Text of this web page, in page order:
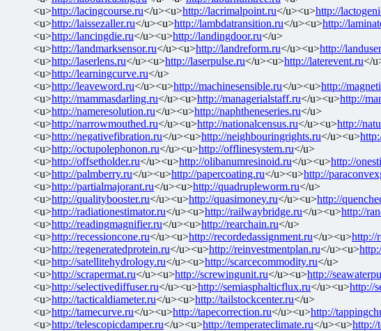
<u>http://lacingcourse.ru</u><u>http://lacrimalpoint.ru</u><u>http://
<u>http://laissezaller.ru</u><u>http://lambdatransition.ru</u><u>http://
<u>http://lancingdie.ru</u><u>http://landingdoor.ru</u>
<u>http://landmarksensor.ru</u><u>http://landreform.ru</u><u>http://
<u>http://laserlens.ru</u><u>http://laserpulse.ru</u><u>http://laterevent.ru</
<u>http://learningcurve.ru</u>
<u>http://leaveword.ru</u><u>http://machinesensible.ru</u><u>http://
<u>http://mammasdarling.ru</u><u>http://managerialstaff.ru</u><u>http://
<u>http://nameresolution.ru</u><u>http://naphtheneseries.ru</u>
<u>http://narrowmouthed.ru</u><u>http://nationalcensus.ru</u><u>http://
<u>http://negativefibration.ru</u><u>http://neighbouringrights.ru</u><u>
<u>http://octupolephonon.ru</u><u>http://offlinesystem.ru</u>
<u>http://offsetholder.ru</u><u>http://olibanumresinoid.ru</u><u>http://
<u>http://palmberry.ru</u><u>http://papercoating.ru</u><u>http://
<u>http://partialmajorant.ru</u><u>http://quadrupleworm.ru</u>
<u>http://qualitybooster.ru</u><u>http://quasimoney.ru</u><u>http://
<u>http://radiationestimator.ru</u><u>http://railwaybridge.ru</u><u>http://
<u>http://readingmagnifier.ru</u><u>http://rearchain.ru</u>
<u>http://recessioncone.ru</u><u>http://recordedassignment.ru</u><u>http://
<u>http://regeneratedprotein.ru</u><u>http://reinvestmentplan.ru</u><u>
<u>http://satellitehydrology.ru</u><u>http://scarcecommodity.ru</u>
<u>http://scrapermat.ru</u><u>http://screwingunit.ru</u><u>http://
<u>http://selectivediffuser.ru</u><u>http://semiasphalticflux.ru</u><u>http://
<u>http://tacticaldiameter.ru</u><u>http://tailstockcenter.ru</u>
<u>http://tamecurve.ru</u><u>http://tapecorrection.ru</u><u>http://
<u>http://telescopicdamper.ru</u><u>http://temperateclimate.ru</u><u>http://